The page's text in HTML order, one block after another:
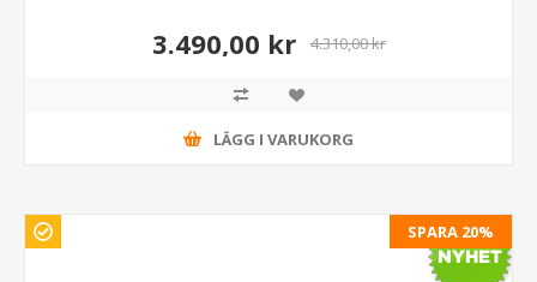
3.490,00 kr 4.310,00 kr
LÄGG I VARUKORG
SPARA 20%